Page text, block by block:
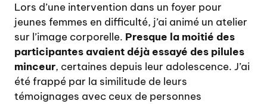
Lors d’une intervention dans un foyer pour
jeunes femmes en difficulté, j’ai animé un atelier
sur l’image corporelle. Presque la moitié des
participantes avaient déjà essayé des pilules
minceur, certaines depuis leur adolescence. J’ai
été frappé par la similitude de leurs
témoignages avec ceux de personnes